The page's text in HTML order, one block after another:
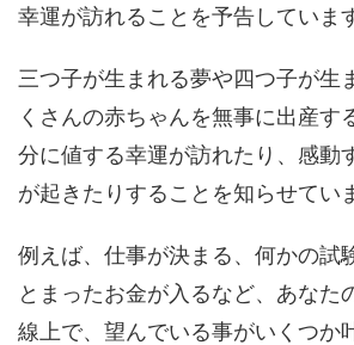
幸運が訪れることを予告していま
三つ子が生まれる夢や四つ子が生
くさんの赤ちゃんを無事に出産す
分に値する幸運が訪れたり、感動
が起きたりすることを知らせてい
例えば、仕事が決まる、何かの試
とまったお金が入るなど、あなた
線上で、望んでいる事がいくつか